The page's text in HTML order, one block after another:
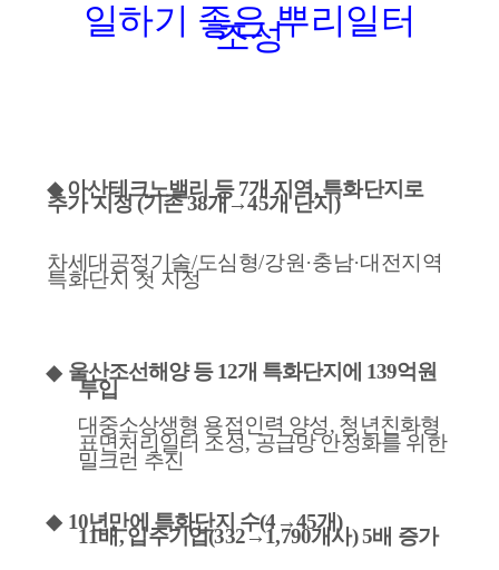
일하기 좋은 뿌리일터
조성
◆ 아산테크노밸리 등 7개 지역, 특화단지로
추가 지정(기존38개→45개 단지 )
차세대공정기술/도심형/강원 ·충남·대전지역
특화단지 첫 지정
◆ 울산조선해양 등 12개 특화단지에 139억원
투입
대중소상생형 용접인력 양성, 청년친화형
표면처리일터 조성, 공급망 안정화를 위한
밀크런 추진
◆ 10년만에 특화단지 수(4→45개)
11배,입주기업(332→1,790개사) 5배 증가